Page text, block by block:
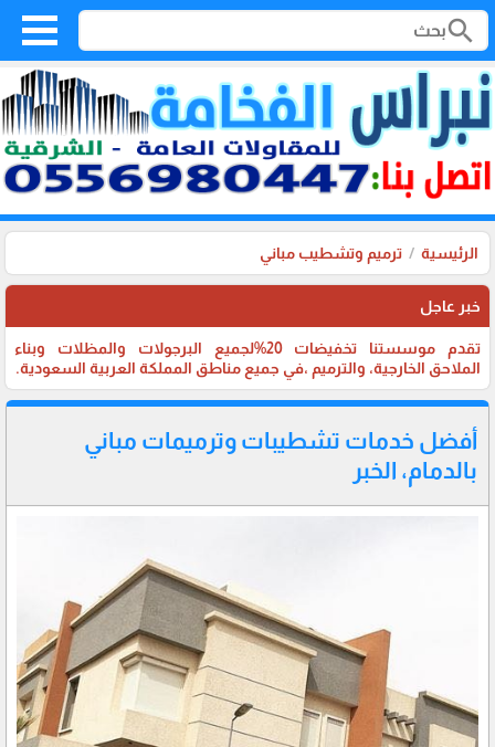
search
الرئيسية ترميم وتشطيب مباني
خبر عاجل
تقدم موسستنا تخفيضات 20%لجميع البرجولات والمظلات وبناء
الملاحق الخارجية، والترميم ،في جميع مناطق المملكة العربية السعودية.
أفضل خدمات تشطيبات وترميمات مباني
بالدمام، الخبر